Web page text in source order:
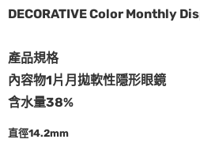
DECORATIVE Color Monthly
產品規格
內容物1片月拋軟性隱形眼鏡
含水量38%
直徑14.2mm